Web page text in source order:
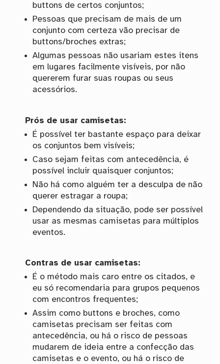
buttons de certos conjuntos;
Pessoas que precisam de mais de um
conjunto com certeza vão precisar de
buttons/broches extras;
Algumas pessoas não usariam estes itens
em lugares facilmente visíveis, por não
quererem furar suas roupas ou seus
acessórios.
Prós de usar camisetas:
É possível ter bastante espaço para deixar
os conjuntos bem visíveis;
Caso sejam feitas com antecedência, é
possível incluir quaisquer conjuntos;
Não há como alguém ter a desculpa de não
querer estragar a roupa;
Dependendo da situação, pode ser possível
usar as mesmas camisetas para múltiplos
eventos.
Contras de usar camisetas:
É o método mais caro entre os citados, e
eu só recomendaria para grupos pequenos
com encontros frequentes;
Assim como buttons e broches, como
camisetas precisam ser feitas com
antecedência, ou há o risco de pessoas
mudarem de ideia entre a confecção das
camisetas e o evento, ou há o risco de